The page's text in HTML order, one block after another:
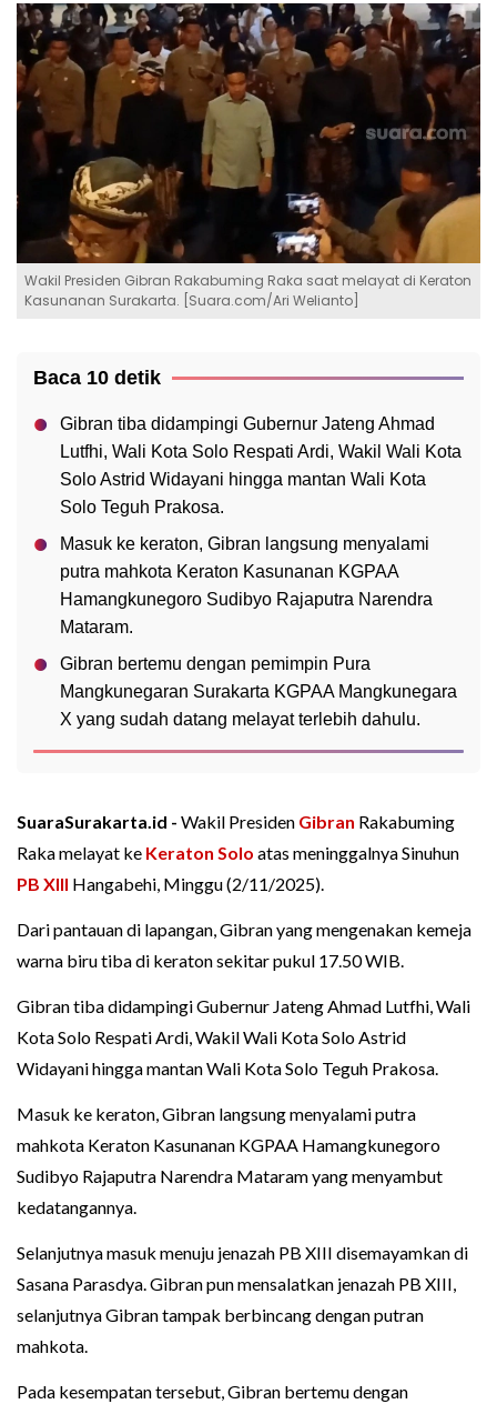
Wakil Presiden Gibran Rakabuming Raka saat melayat di Keraton
Kasunanan Surakarta. [Suara.com/Ari Welianto]
Baca 10 detik
Gibran tiba didampingi Gubernur Jateng Ahmad
Lutfhi, Wali Kota Solo Respati Ardi, Wakil Wali Kota
Solo Astrid Widayani hingga mantan Wali Kota
Solo Teguh Prakosa.
Masuk ke keraton, Gibran langsung menyalami
putra mahkota Keraton Kasunanan KGPAA
Hamangkunegoro Sudibyo Rajaputra Narendra
Mataram.
Gibran bertemu dengan pemimpin Pura
Mangkunegaran Surakarta KGPAA Mangkunegara
X yang sudah datang melayat terlebih dahulu.
SuaraSurakarta.id - Wakil Presiden Gibran Rakabuming
Raka melayat ke Keraton Solo atas meninggalnya Sinuhun
PB XIII Hangabehi, Minggu (2/11/2025).
Dari pantauan di lapangan, Gibran yang mengenakan kemeja
warna biru tiba di keraton sekitar pukul 17.50 WIB.
Gibran tiba didampingi Gubernur Jateng Ahmad Lutfhi, Wali
Kota Solo Respati Ardi, Wakil Wali Kota Solo Astrid
Widayani hingga mantan Wali Kota Solo Teguh Prakosa.
Masuk ke keraton, Gibran langsung menyalami putra
mahkota Keraton Kasunanan KGPAA Hamangkunegoro
Sudibyo Rajaputra Narendra Mataram yang menyambut
kedatangannya.
Selanjutnya masuk menuju jenazah PB XIII disemayamkan di
Sasana Parasdya. Gibran pun mensalatkan jenazah PB XIII,
selanjutnya Gibran tampak berbincang dengan putran
mahkota.
Pada kesempatan tersebut, Gibran bertemu dengan